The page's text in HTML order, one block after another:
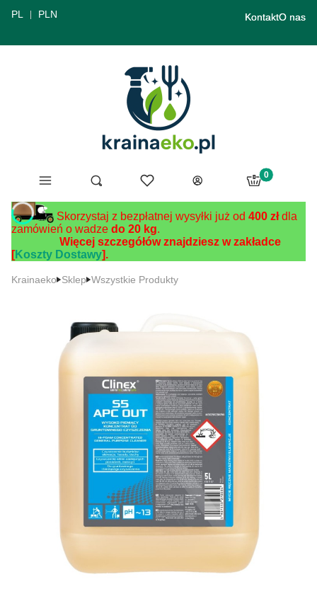
PL PLN KontaktO nas
Menu Otwórz wyszukiwarkę
Szukaj Ulubione
Zaloguj się
Produkty w
Koszyk
Skorzystaj z bezpłatnej wysyłki już od 400 złdla
zamówień o wadze do 20 kg.
Więcej szczegółów znajdziesz w zakładce
[Koszty Dostawy].
Krainaeko Sklep Wszystkie Produkty